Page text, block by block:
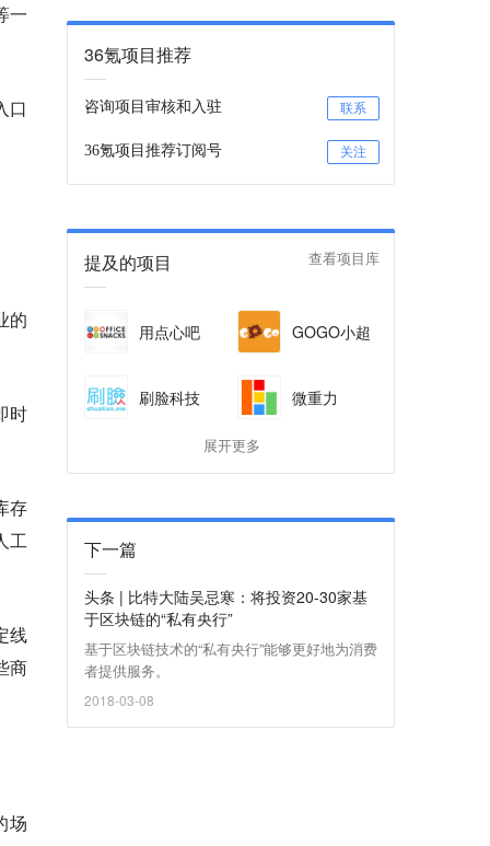
一
口
的
时
存
工
线
商
场
36氪项目推荐
咨询项目审核和入驻 联系
36氪项目推荐订阅号 关注
提及的项目 查看项目库
用点心吧 GOGO小超
刷脸科技 微重力
展开更多
下一篇
头条 | 比特大陆吴忌寒：将投资20-30家基
于区块链的“私有央行”
基于区块链技术的“私有央行”能够更好地为消费
者提供服务。
2018-03-08